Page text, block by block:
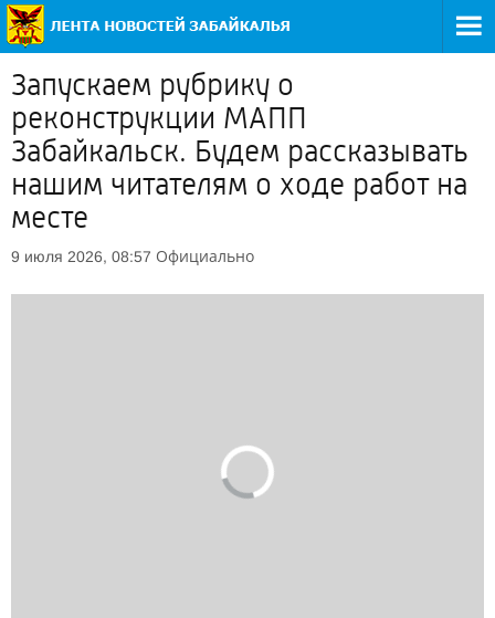
Запускаем рубрику о
реконструкции МАПП
Забайкальск. Будем рассказывать
нашим читателям о ходе работ на
месте
9 июля 2026, 08:57 Официально